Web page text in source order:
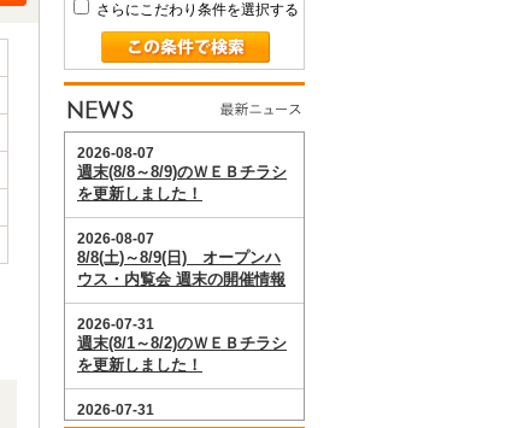
さらにこだわり条件を選択する